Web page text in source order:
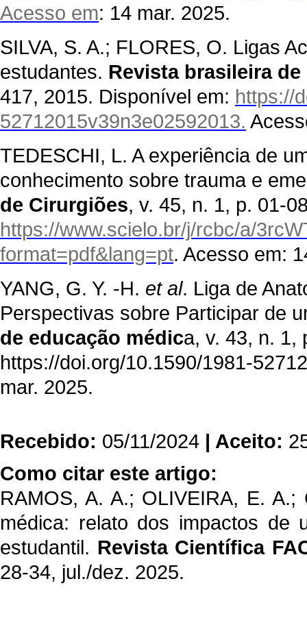
Acesso em: 14 mar. 2025.
SILVA, S. A.; FLORES, O. Ligas
estudantes. Revista brasileira
417, 2015. Disponível em: https://
52712015v39n3e02592013.
TEDESCHI, L. A experiência de
conhecimento sobre trauma e
de Cirurgiões, v. 45, n. 1, p. 01-
https://www.scielo.br/j/rcbc/a/
format=pdf&lang=pt. Acesso em:
YANG, G. Y. -H. et al. Liga de
Perspectivas sobre Participar de
de educação médica, v. 43, n. 1,
https://doi.org/10.1590/1981-
mar. 2025.
Recebido: 05/11/2024 | Aceito:
Como citar este artigo:
RAMOS, A. A.; OLIVEIRA, E.
médica: relato dos impactos de
estudantil. Revista Científica
28-34, jul./dez. 2025.